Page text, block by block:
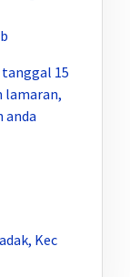
15
lamaran,
anda
Kec